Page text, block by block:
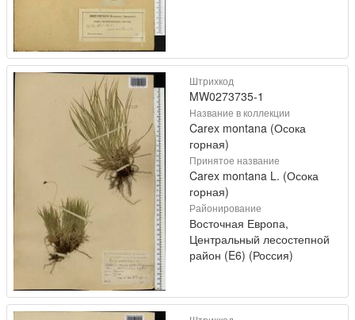
Штрихкод
MW0273735-1
Название в коллекции
Carex montana (Осока
горная)
Принятое название
Carex montana L. (Осока
горная)
Районирование
Восточная Европа,
Центральный лесостепной
район (E6) (Россия)